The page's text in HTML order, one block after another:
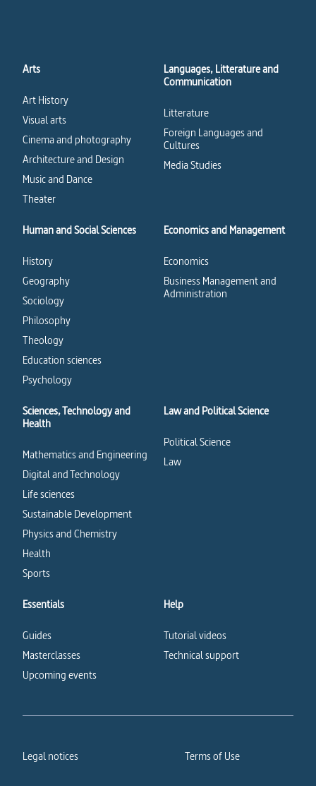
Arts
Art History
Visual arts
Cinema and photography
Architecture and Design
Music and Dance
Theater
Languages, Litterature and
Communication
Litterature
Foreign Languages and
Cultures
Media Studies
Human and Social Sciences
History
Geography
Sociology
Philosophy
Theology
Education sciences
Psychology
Economics and Management
Economics
Business Management and
Administration
Sciences, Technology and
Health
Mathematics and Engineering
Digital and Technology
Life sciences
Sustainable Development
Physics and Chemistry
Health
Sports
Law and Political Science
Political Science
Law
Essentials
Guides
Masterclasses
Upcoming events
Help
Tutorial videos
Technical support
Legal notices Terms of Use